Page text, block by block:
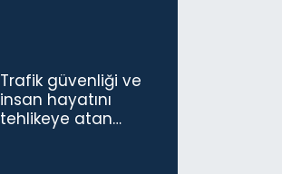
Trafik güvenliği ve
insan hayatını
tehlikeye atan